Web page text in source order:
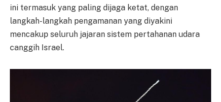
ini termasuk yang paling dijaga ketat, dengan
langkah-langkah pengamanan yang diyakini
mencakup seluruh jajaran sistem pertahanan udara
canggih Israel.